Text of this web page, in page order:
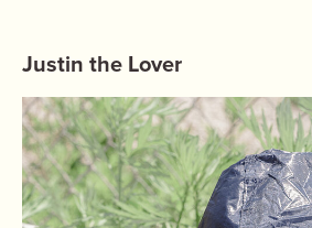
Justin the Lover